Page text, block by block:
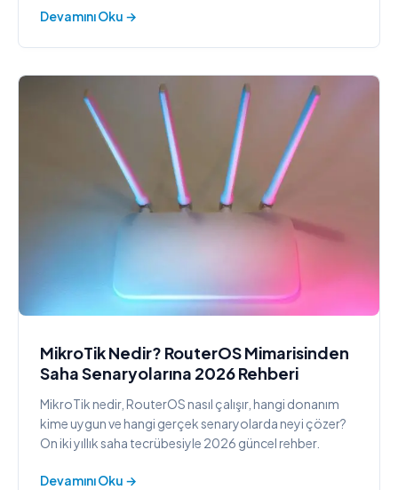
Devamını Oku →
MikroTik Nedir? RouterOS Mimarisinden
Saha Senaryolarına 2026 Rehberi
MikroTik nedir, RouterOS nasıl çalışır, hangi donanım
kime uygun ve hangi gerçek senaryolarda neyi çözer?
On iki yıllık saha tecrübesiyle 2026 güncel rehber.
Devamını Oku →